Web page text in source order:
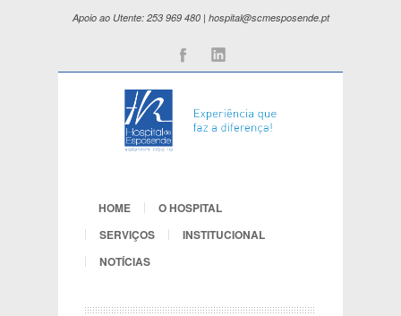
Apoio ao Utente: 253 969 480 | hospital@scmesposende.pt
Facebook
HOME
O HOSPITAL
SERVIÇOS
INSTITUCIONAL
NOTÍCIAS